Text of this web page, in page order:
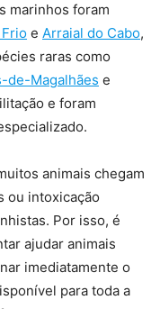
marinhos foram
e Arraial do Cabo,
raras como
de-Magalhães e
e foram
animais chegam
ou intoxicação
Por isso, é
ajudar animais
imediatamente o
para toda a